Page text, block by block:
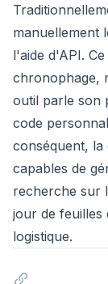
manuellement
l'aide d'API.
chronophage,
outil parle son
code
conséquent, la
capables de
recherche sur
jour de feuilles
logistique.